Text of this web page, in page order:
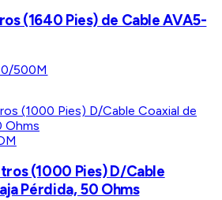
(1640 Pies) de Cable AVA5-
500M
(1000 Pies) D/Cable
Pérdida, 50 Ohms